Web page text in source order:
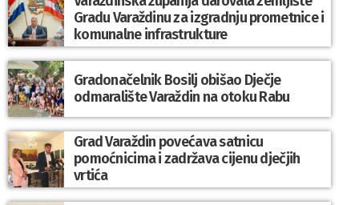
Gradu Varaždinu za izgradnju prometnice i
komunalne infrastrukture
Gradonačelnik Bosilj obišao Dječje
odmaralište Varaždin na otoku Rabu
Grad Varaždin povećava satnicu
pomoćnicima i zadržava cijenu dječjih
vrtića